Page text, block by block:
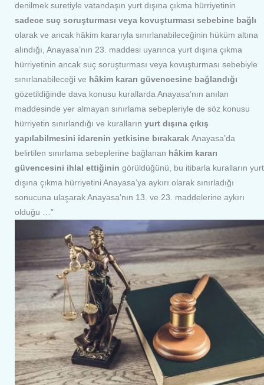
denilmek suretiyle vatandaşın yurt dışına çıkma hürriyetinin
sadece suç soruşturması veya kovuşturması sebebine bağlı
olarak ve ancak hâkim kararıyla sınırlanabileceğinin hüküm altına
alındığı, Anayasa’nın 23. maddesi uyarınca yurt dışına çıkma
hürriyetinin ancak suç soruşturması veya kovuşturması sebebiyle
sınırlanabileceği ve hâkim kararı güvencesine bağlandığı
gözetildiğinde dava konusu kurallarda Anayasa’nın anılan
maddesinde yer almayan sınırlama sebepleriyle de söz konusu
hürriyetin sınırlandığı ve kuralların yurt dışına çıkış
yapılabilmesini idarenin yetkisine bırakarak Anayasa’da
belirtilen sınırlama sebeplerine bağlanan hâkim kararı
güvencesini ihlal ettiğinin görüldüğünü, bu itibarla kuralların yurt
dışına çıkma hürriyetini Anayasa’ya aykırı olarak sınırladığı
sonucuna ulaşarak Anayasa’nın 13. ve 23. maddelerine aykırı
olduğu …”